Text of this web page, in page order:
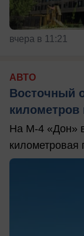
вчера в 11:21
АВТО
Восточный
километров
На М-4 «Дон»
километровая